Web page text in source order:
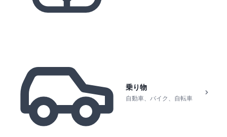
乗り物
自動車、バイク、自転車